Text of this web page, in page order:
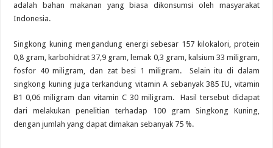
adalah bahan makanan yang biasa dikonsumsi oleh masyarakat
Indonesia.
Singkong kuning mengandung energi sebesar 157 kilokalori, protein
0,8 gram, karbohidrat 37,9 gram, lemak 0,3 gram, kalsium 33 miligram,
fosfor 40 miligram, dan zat besi 1 miligram. Selain itu di dalam
singkong kuning juga terkandung vitamin A sebanyak 385 IU, vitamin
B1 0,06 miligram dan vitamin C 30 miligram. Hasil tersebut didapat
dari melakukan penelitian terhadap 100 gram Singkong Kuning,
dengan jumlah yang dapat dimakan sebanyak 75 %.